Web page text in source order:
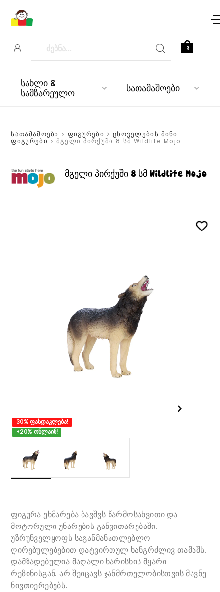
სახლი &
სამზარეულო სათამაშოები
0
სათამაშოები > ფიგურები > ცხოველების მინი
ფიგურები> მგელი პირქუში 8 სმ Wildlife Mojo
მგელი პირქუში 8 სმ Wildlife Mojo
30% ფასდაკლება!
+20% ონლაინ!
ფიგურა ეხმარება ბავშვს წარმოსახვითი და
მოტორული უნარების განვითარებაში.
უზრუნველყოფს საგანმანათლებლო
ღირებულებებით დატვირთულ ხანგრძლივ თამაშს.
დამზადებულია მაღალი ხარისხის მყარი
რეზინისგან. არ შეიცავს ჯანმრთელობისთვის მავნე
ნივთიერებებს.